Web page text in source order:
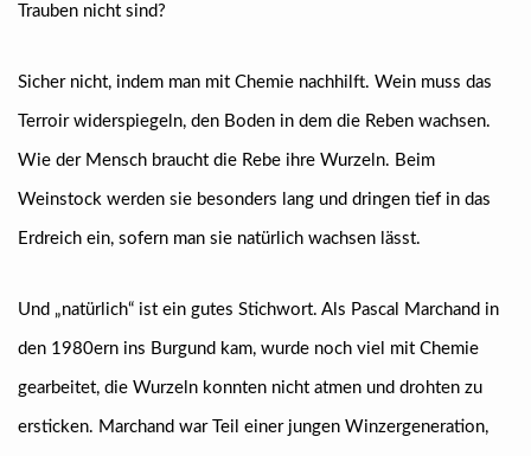
Trauben nicht sind?
Sicher nicht, indem man mit Chemie nachhilft. Wein muss das
Terroir widerspiegeln, den Boden in dem die Reben wachsen.
Wie der Mensch braucht die Rebe ihre Wurzeln. Beim
Weinstock werden sie besonders lang und dringen tief in das
Erdreich ein, sofern man sie natürlich wachsen lässt.
Und „natürlich“ ist ein gutes Stichwort. Als Pascal Marchand in
den 1980ern ins Burgund kam, wurde noch viel mit Chemie
gearbeitet, die Wurzeln konnten nicht atmen und drohten zu
ersticken. Marchand war Teil einer jungen Winzergeneration,